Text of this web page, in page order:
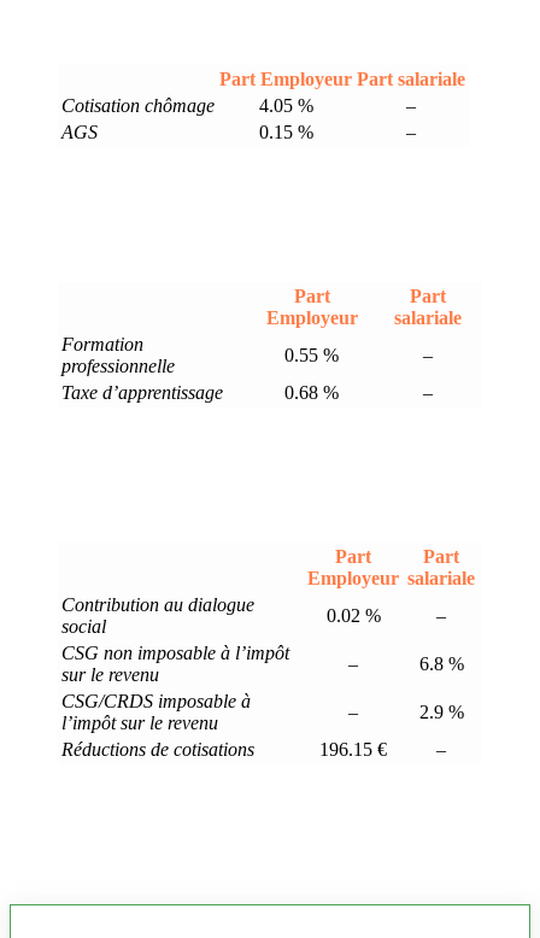
Part Employeur Part salariale
Cotisation chômage
4.05 %
–
AGS
0.15 % –
Part
Employeur
Part
salariale
Formation
professionnelle
0.55 %
–
Taxe d’apprentissage
0.68 % –
Part
Employeur
Part
salariale
Contribution au dialogue
social
0.02 %
–
CSG non imposable à l’impôt
sur le revenu
–
6.8 %
CSG/CRDS imposable à
l’impôt sur le revenu
–
2.9 %
Réductions de cotisations
196.15 € –